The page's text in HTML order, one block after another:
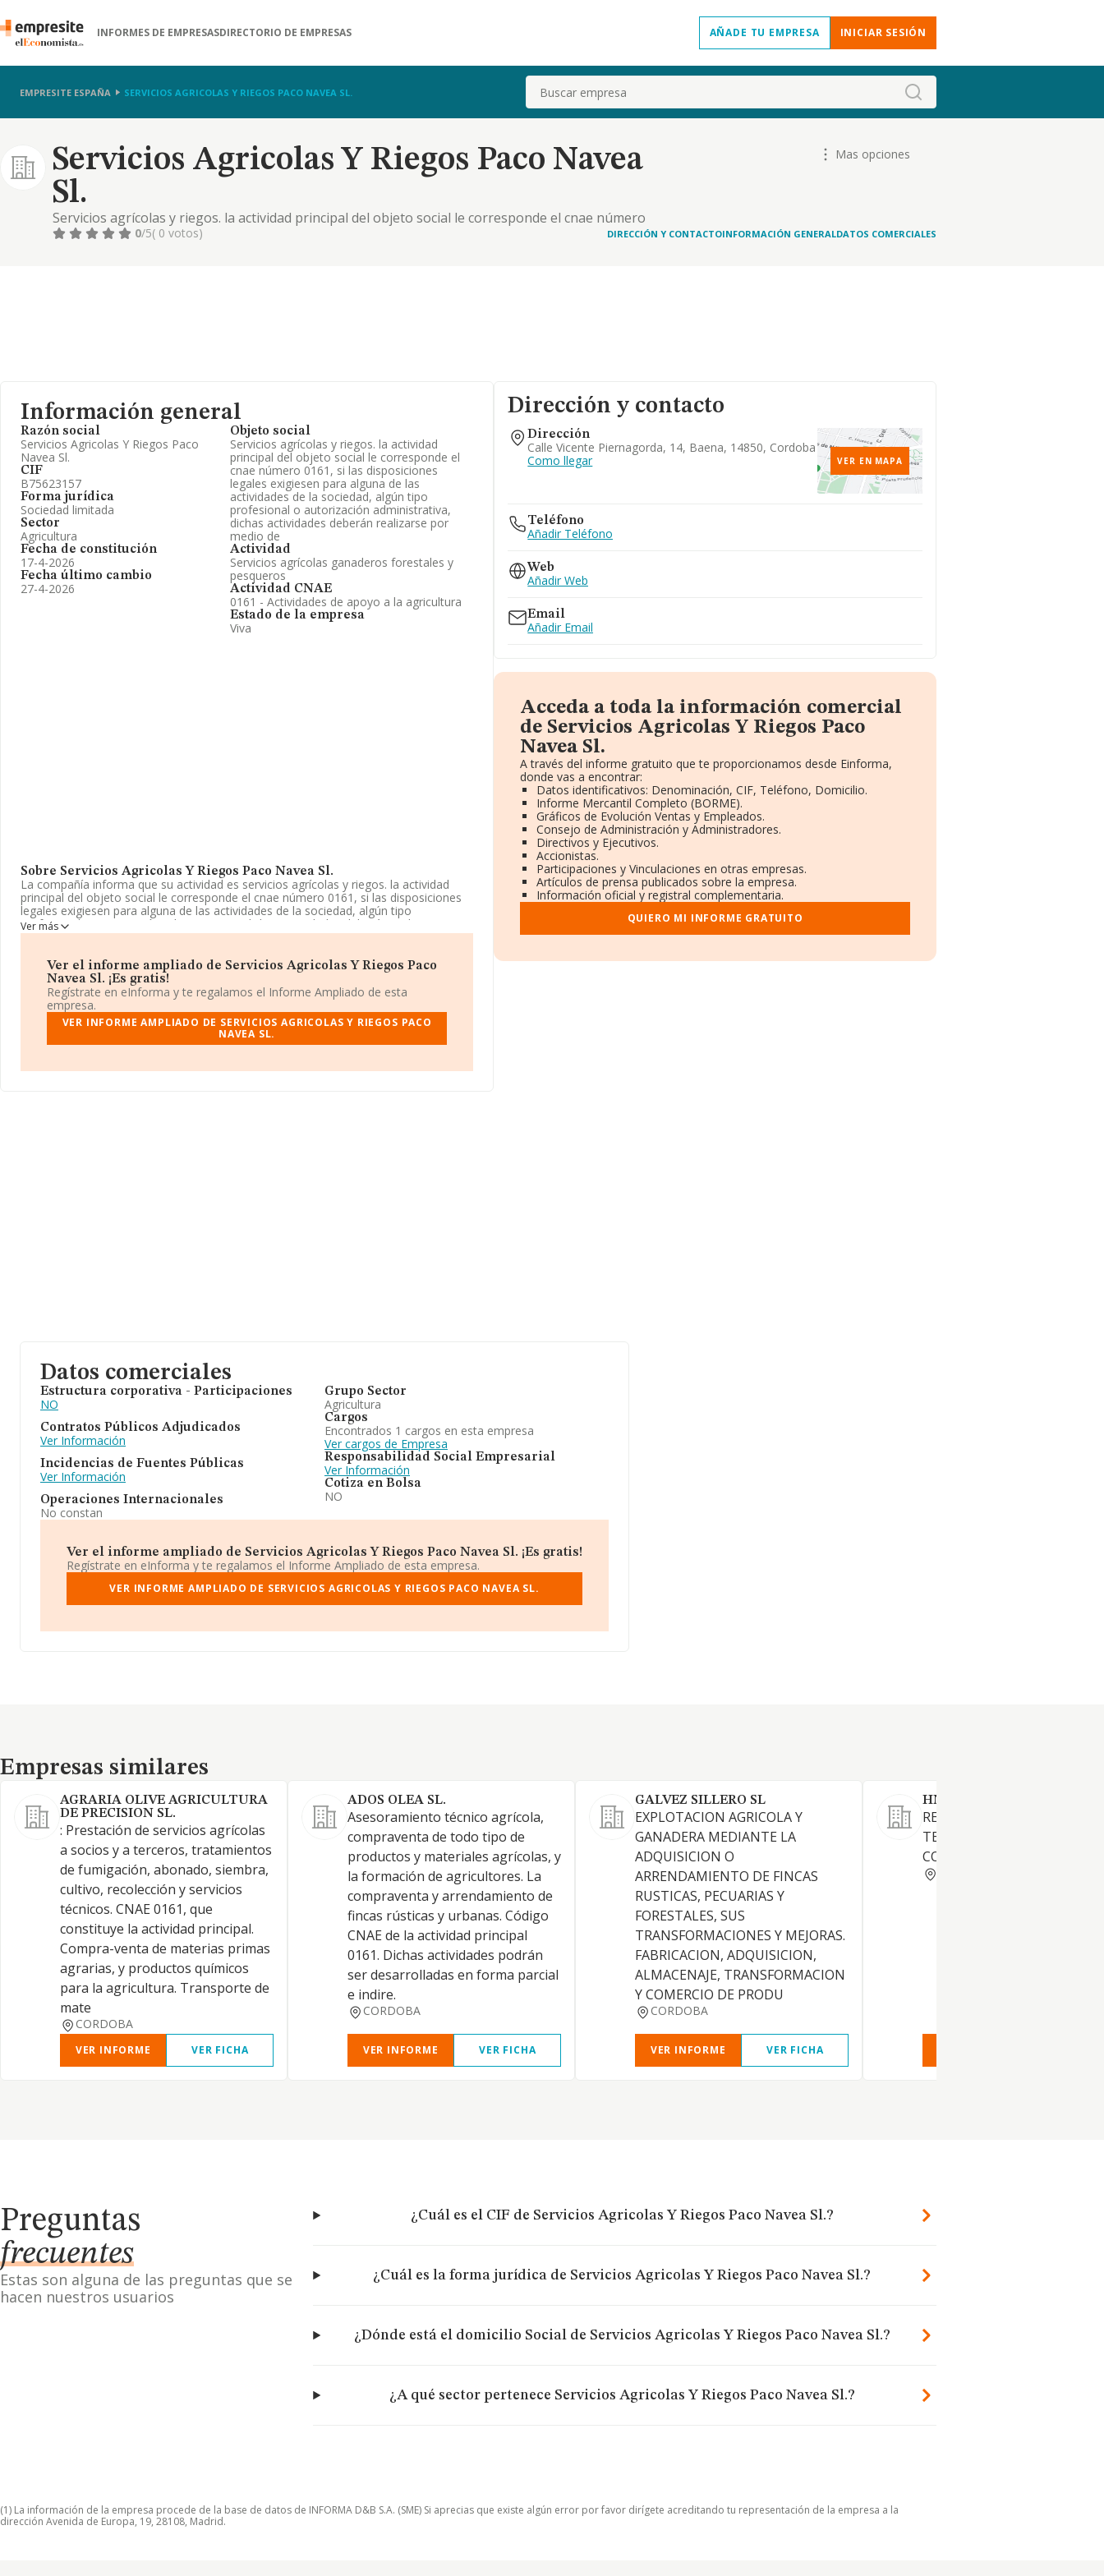
INFORMES DE EMPRESASDIRECTORIO DE EMPRESAS AÑADE TU EMPRESA INICIAR SESIÓN
EMPRESITE ESPAÑA SERVICIOS AGRICOLAS Y RIEGOS PACO NAVEA SL. Buscar
Servicios Agricolas Y Riegos Paco Navea
Sl.
Servicios agrícolas y riegos. la actividad principal del objeto social le corresponde el cnae número
0161, si las disposiciones legales exigiesen para alguna de las actividades de la sociedad, algún tipo
Mas opciones
0/5( 0 votos) DIRECCIÓN Y CONTACTOINFORMACIÓN GENERALDATOS COMERCIALES
Información general
Razón social
Servicios Agricolas Y Riegos Paco
Navea Sl.
CIF
B75623157
Forma jurídica
Sociedad limitada
Sector
Agricultura
Fecha de constitución
17-4-2026
Fecha último cambio
27-4-2026
Objeto social
Servicios agrícolas y riegos. la actividad
principal del objeto social le corresponde el
cnae número 0161, si las disposiciones
legales exigiesen para alguna de las
actividades de la sociedad, algún tipo
profesional o autorización administrativa,
dichas actividades deberán realizarse por
medio de
Actividad
Servicios agrícolas ganaderos forestales y
pesqueros
Actividad CNAE
0161 - Actividades de apoyo a la agricultura
Estado de la empresa
Viva
Sobre Servicios Agricolas Y Riegos Paco Navea Sl.
La compañía informa que su actividad es servicios agrícolas y riegos. la actividad
principal del objeto social le corresponde el cnae número 0161, si las disposiciones
legales exigiesen para alguna de las actividades de la sociedad, algún tipo
profesional o autorización administrativa, dichas actividades deberán realizarse por
medio de. La sociedad está inscrita en el Registro Mercantil como Sociedad
código 0161. La empresa no tiene actividad en mercados exteriores.
La sociedadServicios Agrícolas y Riegos Paco Navea S.L, con NIF B75623157,
está situada en Calle Vicente Piernagorda núm. 14, (14850), Baena, provincia de
Córdoba, Andalucía.
Con los datos a disposición de INFORMA sobre 13.853 empresas pertenecientes al
euros y se estima que el promedio de la facturación entre todas las empresas es de
Ver más
Ver el informe ampliado de Servicios Agricolas Y Riegos Paco
Navea Sl. ¡Es gratis!
Regístrate en eInforma y te regalamos el Informe Ampliado de esta
empresa.
VER INFORME AMPLIADO DE SERVICIOS AGRICOLAS Y RIEGOS PACO
NAVEA SL.
Dirección y contacto
Dirección
Calle Vicente Piernagorda, 14, Baena, 14850, Cordoba
Como llegar
VER EN MAPA
Teléfono
Añadir Teléfono
Web
Añadir Web
Email
Añadir Email
Acceda a toda la información comercial
de Servicios Agricolas Y Riegos Paco
Navea Sl.
A través del informe gratuito que te proporcionamos desde Einforma,
donde vas a encontrar:
Datos identificativos: Denominación, CIF, Teléfono, Domicilio.
Informe Mercantil Completo (BORME).
Gráficos de Evolución Ventas y Empleados.
Consejo de Administración y Administradores.
Directivos y Ejecutivos.
Accionistas.
Participaciones y Vinculaciones en otras empresas.
Artículos de prensa publicados sobre la empresa.
Información oficial y registral complementaria.
QUIERO MI INFORME GRATUITO
Datos comerciales
Estructura corporativa - Participaciones
NO
Contratos Públicos Adjudicados
Ver Información
Incidencias de Fuentes Públicas
Ver Información
Operaciones Internacionales
No constan
Grupo Sector
Agricultura
Cargos
Encontrados 1 cargos en esta empresa
Ver cargos de Empresa
Responsabilidad Social Empresarial
Ver Información
Cotiza en Bolsa
NO
Ver el informe ampliado de Servicios Agricolas Y Riegos Paco Navea Sl. ¡Es gratis!
Regístrate en eInforma y te regalamos el Informe Ampliado de esta empresa.
VER INFORME AMPLIADO DE SERVICIOS AGRICOLAS Y RIEGOS PACO NAVEA SL.
Empresas similares
Empresas similares
AGRARIA OLIVE AGRICULTURA
DE PRECISION SL.
: Prestación de servicios agrícolas
a socios y a terceros, tratamientos
de fumigación, abonado, siembra,
cultivo, recolección y servicios
técnicos. CNAE 0161, que
constituye la actividad principal.
Compra-venta de materias primas
agrarias, y productos químicos
para la agricultura. Transporte de
mate
CORDOBA
VER INFORME VER FICHA
ADOS OLEA SL.
Asesoramiento técnico agrícola,
compraventa de todo tipo de
productos y materiales agrícolas, y
la formación de agricultores. La
compraventa y arrendamiento de
fincas rústicas y urbanas. Código
CNAE de la actividad principal
0161. Dichas actividades podrán
ser desarrolladas en forma parcial
e indire.
CORDOBA
VER INFORME VER FICHA
GALVEZ SILLERO SL
EXPLOTACION AGRICOLA Y
GANADERA MEDIANTE LA
ADQUISICION O
ARRENDAMIENTO DE FINCAS
RUSTICAS, PECUARIAS Y
FORESTALES, SUS
TRANSFORMACIONES Y MEJORAS.
FABRICACION, ADQUISICION,
ALMACENAJE, TRANSFORMACION
Y COMERCIO DE PRODU
CORDOBA
VER INFORME VER FICHA
HNOS CAMARA CRESPO SL
REALIZACION DE TRABAJOS
TERCEROS CON MAQUINAS
COSECHADORAS.
Preguntas
frecuentes
Estas son alguna de las preguntas que se
hacen nuestros usuarios
¿Cuál es el CIF de Servicios Agricolas Y Riegos Paco Navea Sl.?
¿Cuál es la forma jurídica de Servicios Agricolas Y Riegos Paco Navea Sl.?
¿Dónde está el domicilio Social de Servicios Agricolas Y Riegos Paco Navea Sl.?
¿A qué sector pertenece Servicios Agricolas Y Riegos Paco Navea Sl.?
(1) La información de la empresa procede de la base de datos de INFORMA D&B S.A. (SME) Si aprecias que existe algún error por favor dirígete acreditando tu representación de la empresa a la
dirección Avenida de Europa, 19, 28108, Madrid.